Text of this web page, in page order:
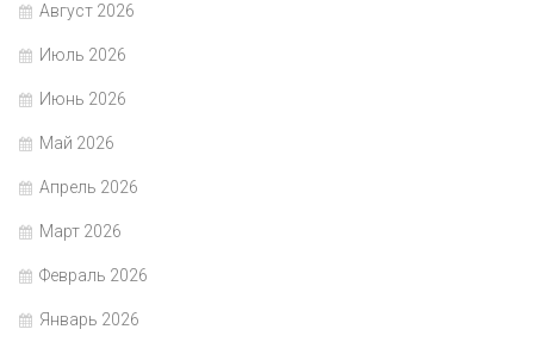
Август 2026
Июль 2026
Июнь 2026
Май 2026
Апрель 2026
Март 2026
Февраль 2026
Январь 2026